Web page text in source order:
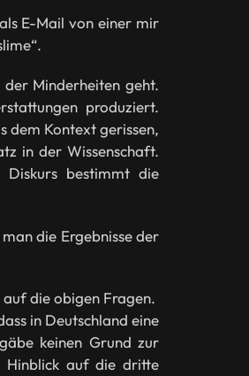
E-Mail von einer mir
der Minderheiten geht.
produziert.
dem Kontext gerissen,
in der Wissenschaft.
Diskurs bestimmt die
die Ergebnisse der
die obigen Fragen.
in Deutschland eine
keinen Grund zur
Hinblick auf die dritte